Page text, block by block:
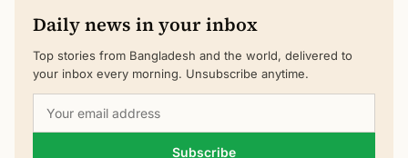
Daily news in your inbox
Top stories from Bangladesh and the world, delivered to
your inbox every morning. Unsubscribe anytime.
Subscribe